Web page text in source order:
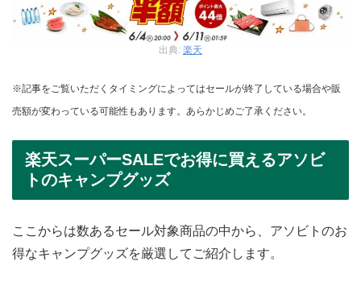
出典: 楽天
※記事をご覧いただくタイミングによってはセールが終了している場合や販
売額が変わっている可能性もあります。あらかじめご了承ください。
楽天スーパーSALEでお得に買えるアソビ
トのキャンプグッズ
ここからは数あるセール対象商品の中から、アソビトのお
得なキャンプグッズを厳選してご紹介します。